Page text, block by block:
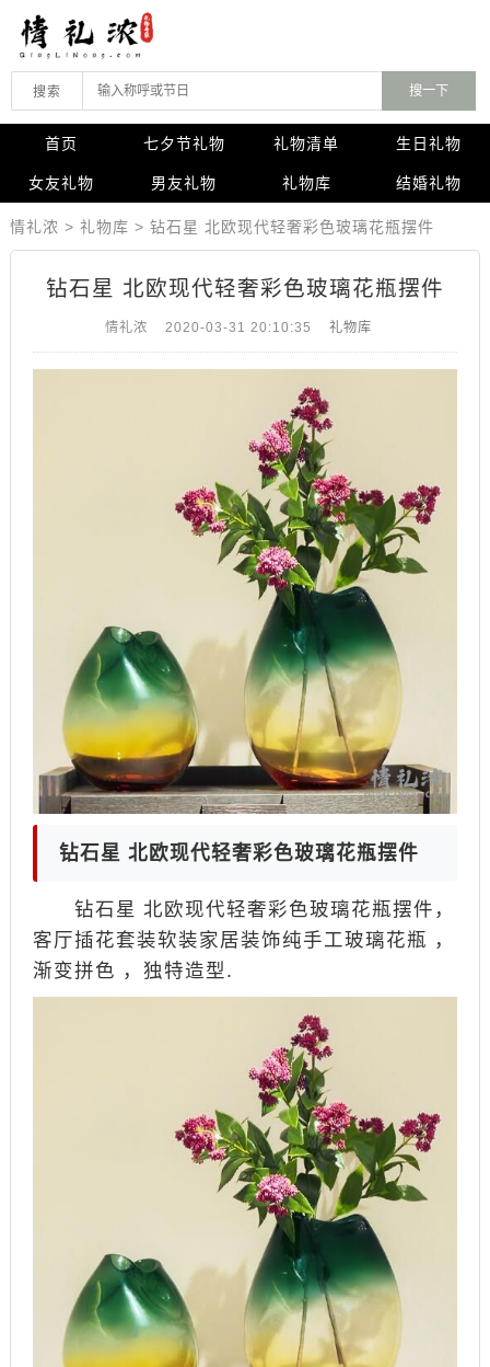
搜索
首页 七夕节礼物 礼物清单 生日礼物
女友礼物 男友礼物 礼物库 结婚礼物
情礼浓 > 礼物库 > 钻石星 北欧现代轻奢彩色玻璃花瓶摆件
钻石星 北欧现代轻奢彩色玻璃花瓶摆件
情礼浓 2020-03-31 20:10:35 礼物库
钻石星 北欧现代轻奢彩色玻璃花瓶摆件
钻石星 北欧现代轻奢彩色玻璃花瓶摆件，
客厅插花套装软装家居装饰纯手工玻璃花瓶 ，
渐变拼色 ，独特造型.